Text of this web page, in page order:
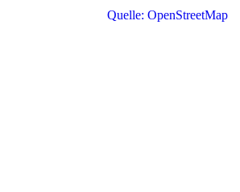
Quelle: OpenStreetMap